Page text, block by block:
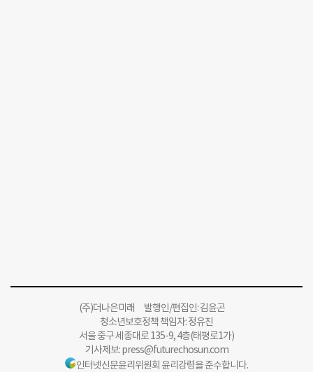
(주)더나은미래 발행인/편집인: 김윤곤
청소년보호정책 책임자: 정유진
서울 중구 세종대로 135-9, 4층(태평로1가)
기사제보:press@futurechosun.com
인터넷신문윤리위원회 윤리강령을 준수합니다.